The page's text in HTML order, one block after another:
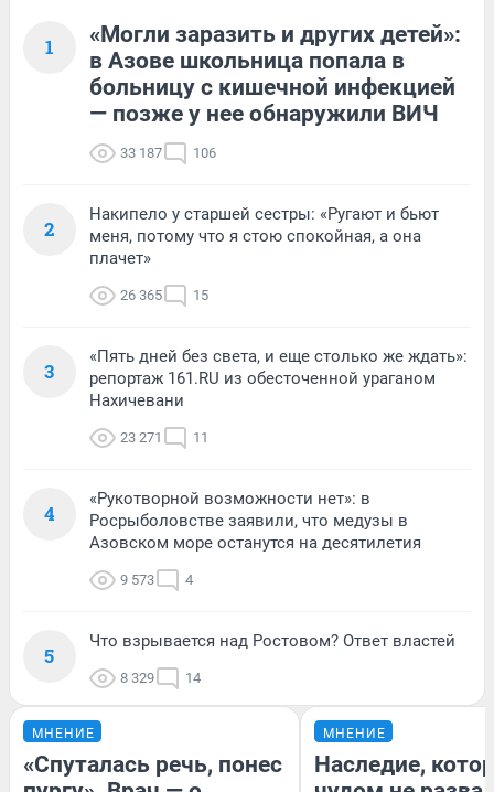
1
«Могли заразить и других детей»:
в Азове школьница попала в
больницу с кишечной инфекцией
— позже у нее обнаружили ВИЧ
33 187 106
2
Накипело у старшей сестры: «Ругают и бьют
меня, потому что я стою спокойная, а она
плачет»
26 365 15
3
«Пять дней без света, и еще столько же ждать»:
репортаж 161.RU из обесточенной ураганом
Нахичевани
23 271 11
4
«Рукотворной возможности нет»: в
Росрыболовстве заявили, что медузы в
Азовском море останутся на десятилетия
9 573 4
5
Что взрывается над Ростовом? Ответ властей
8 329 14
МНЕНИЕ
«Спуталась речь, понес
МНЕНИЕ
Наследие,